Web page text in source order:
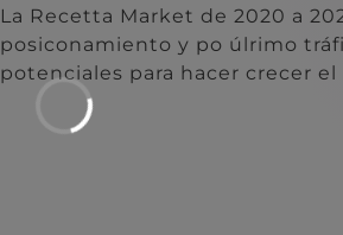
La Recetta Market de 2020 a
posiconamiento y po úlrimo
potenciales para hacer crecer el